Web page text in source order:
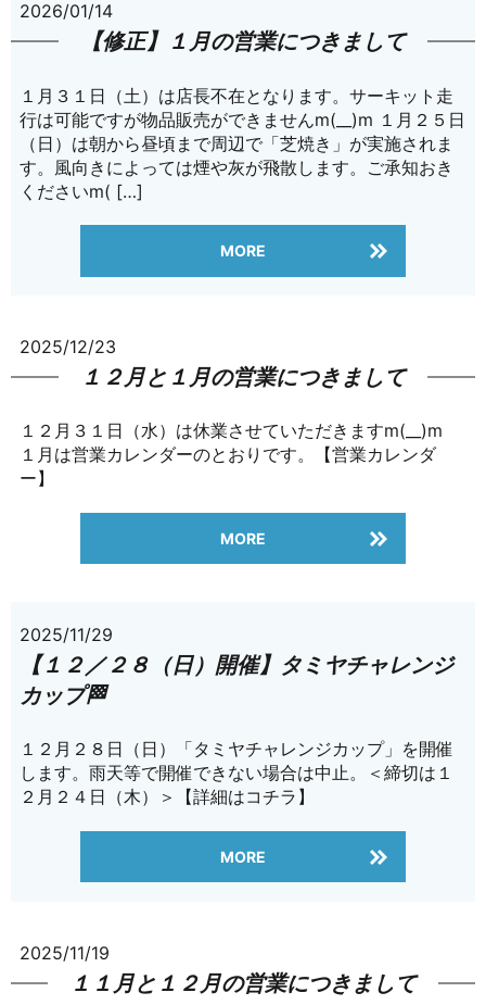
2026/01/14
【修正】１月の営業につきまして
１月３１日（土）は店長不在となります。サーキット走
行は可能ですが物品販売ができませんm(__)m １月２５日
（日）は朝から昼頃まで周辺で「芝焼き」が実施されま
す。風向きによっては煙や灰が飛散します。ご承知おき
くださいm( […]
MORE
2025/12/23
１２月と１月の営業につきまして
１２月３１日（水）は休業させていただきますm(__)m
１月は営業カレンダーのとおりです。【営業カレンダ
ー】
MORE
2025/11/29
【１２／２８（日）開催】タミヤチャレンジ
カップ🏁
１２月２８日（日）「タミヤチャレンジカップ」を開催
します。雨天等で開催できない場合は中止。＜締切は１
２月２４日（木）＞【詳細はコチラ】
MORE
2025/11/19
１１月と１２月の営業につきまして